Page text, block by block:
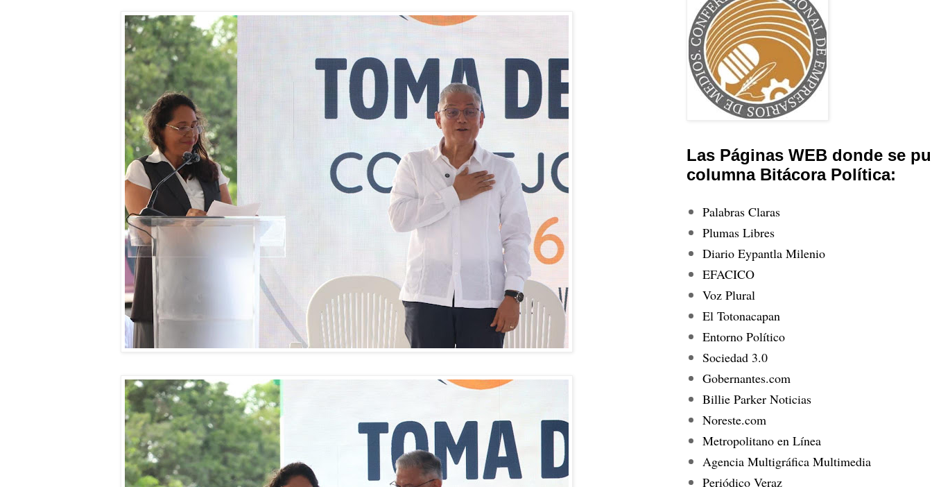
Las Páginas WEB donde se
columna Bitácora Política:
Palabras Claras
Plumas Libres
Diario Eypantla Milenio
EFACICO
Voz Plural
El Totonacapan
Entorno Político
Sociedad 3.0
Gobernantes.com
Billie Parker Noticias
Noreste.com
Metropolitano en Línea
Agencia Multigráfica Multimedia
Periódico Veraz